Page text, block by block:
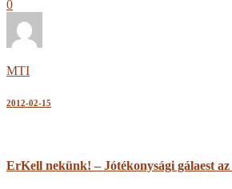
0
MTI
2012-02-15
ErKell nekünk! – Jótékonysági gálaest